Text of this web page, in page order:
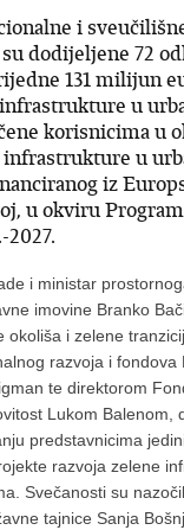
i
dodijeljene 72
131 milijun
u
korisnicima u
infrastrukture u
iz
u okviru
2027.
i ministar
imovine Branko
okoliša i zelene
razvoja i fondova
te direktorom
Lukom Balenom,
predstavnicima
razvoja zelene
Svečanosti su
tajnice Sanja